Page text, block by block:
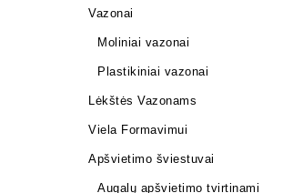
Vazonai
Moliniai vazonai
Plastikiniai vazonai
Lėkštės Vazonams
Viela Formavimui
Apšvietimo šviestuvai
Augalų apšvietimo tvirtinami